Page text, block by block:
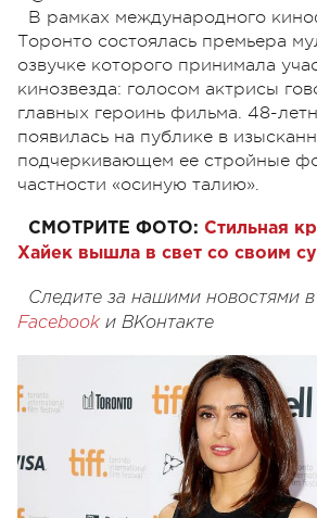
В рамках международного
Торонто состоялась премьера
озвучке которого принимала
кинозвезда: голосом актрисы
главных героинь фильма. 48-
появилась на публике в
подчеркивающем ее стройные
частности «осиную талию».
СМОТРИТЕ ФОТО: Стильная
Хайек вышла в свет со своим
Следите за нашими новостями в
Facebook и ВКонтакте